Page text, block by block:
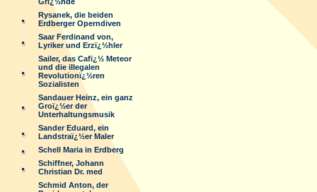
Rysanek, die beiden
Erdberger Operndiven
Saar Ferdinand von,
Lyriker und Erzï¿½hler
Sailer, das Cafï¿½ Meteor
und die illegalen
Revolutionï¿½ren
Sozialisten
Sandauer Heinz, ein ganz
Groï¿½er der
Unterhaltungsmusik
Sander Eduard, ein
Landstraï¿½er Maler
Schell Maria in Erdberg
Schiffner, Johann
Christian Dr. med
Schmid Anton, der